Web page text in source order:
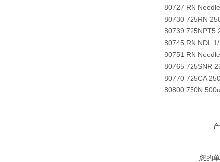
80727 RN
80730 725RN
80739 725NPT5
80745 RN NDL
80751 RN
80765 725SNR
80770 725CA
80800 750N
您的